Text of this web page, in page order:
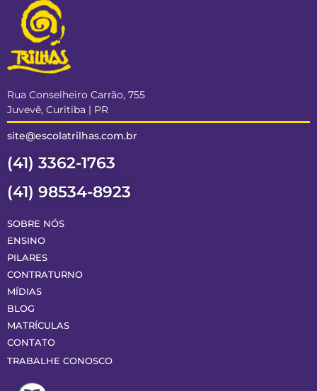
Rua Conselheiro Carrão, 755
Juvevê, Curitiba | PR
site@escolatrilhas.com.br
(41) 3362-1763
(41) 98534-8923
SOBRE NÓS
ENSINO
PILARES
CONTRATURNO
MÍDIAS
BLOG
MATRÍCULAS
CONTATO
TRABALHE CONOSCO